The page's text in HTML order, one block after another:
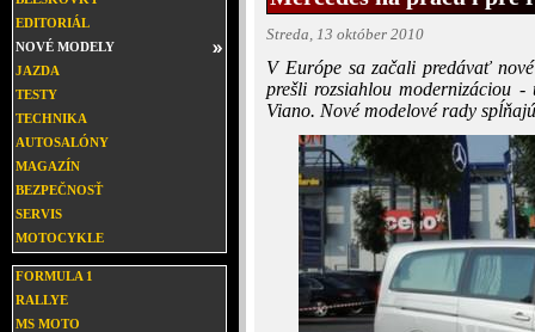
EDITORIÁL
NOVÉ MODELY
JAZDA
TESTY
TECHNIKA
AUTOSALÓNY
MAGAZÍN
BEZPEČNOSŤ
SERVIS
MOTOCYKLE
FORMULA 1
RALLYE
MS MOTO
Streda, 13 október 2010
V Európe sa začali predávať
prešli rozsiahlou modernizáciou -
Viano. Nové modelové rady